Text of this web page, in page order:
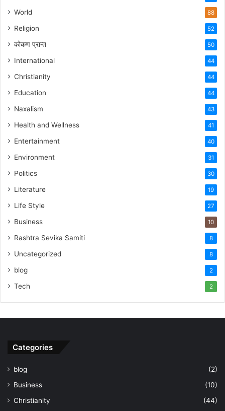
World 88
Religion 52
कोकण प्रान्त 50
International 44
Christianity 44
Education 44
Naxalism 43
Health and Wellness 41
Entertainment 40
Environment 31
Politics 30
Literature 19
Life Style 27
Business 10
Rashtra Sevika Samiti 8
Uncategorized 8
blog 2
Tech 2
Categories
blog
(2)
Business
(10)
Christianity
(44)